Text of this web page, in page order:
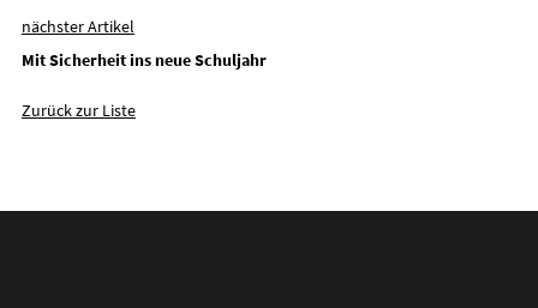
nächster Artikel
Mit Sicherheit ins neue Schuljahr
Zurück zur Liste